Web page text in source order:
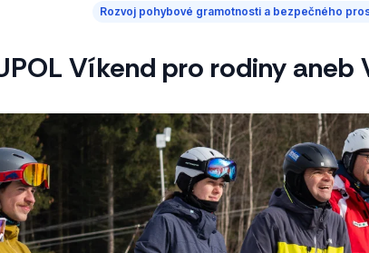
Rozvoj pohybové gramotnosti a bezpečného
Víkend pro rodiny aneb